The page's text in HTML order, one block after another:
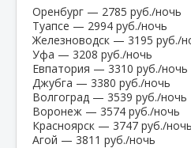
Оренбург — 2785 руб./ночь
Туапсе — 2994 руб./ночь
Железноводск — 3195 руб./
Уфа — 3208 руб./ночь
Евпатория — 3310 руб./ночь
Джубга — 3380 руб./ночь
Волгоград — 3539 руб./ночь
Воронеж — 3574 руб./ночь
Красноярск — 3747 руб./ночь
Агой — 3811 руб./ночь